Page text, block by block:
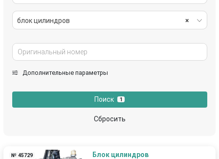
×
блок цилиндров
Дополнительные параметры
Поиск 1
Сбросить
№ 45729
Блок цилиндров